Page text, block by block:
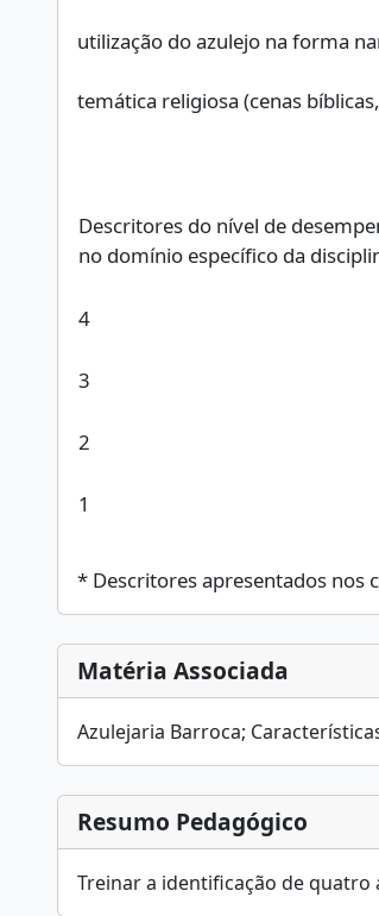
utilização do azulejo na forma
temática religiosa (cenas
Descritores do nível de
no domínio específico da
4
3
2
1
* Descritores apresentados nos
Matéria Associada
Azulejaria Barroca;
Resumo Pedagógico
Treinar a identificação de quatro